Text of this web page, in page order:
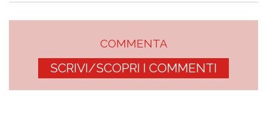
COMMENTA
SCRIVI/SCOPRI I COMMENTI